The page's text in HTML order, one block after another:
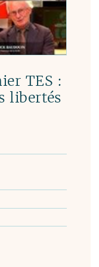
TES :
libertés